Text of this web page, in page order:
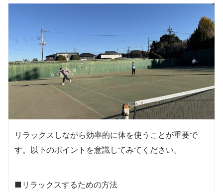
リラックスしながら効率的に体を使うことが重要で
す。以下のポイントを意識してみてください。
■リラックスするための方法